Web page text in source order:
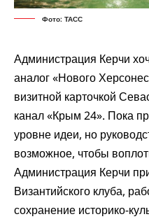
Фото: ТАСС
Администрация Керчи
аналог «Нового
визитной карточкой
канал «Крым 24». Пока
уровне идеи, но
возможное, чтобы
Администрация Керчи
Византийского клуба,
сохранение историко-